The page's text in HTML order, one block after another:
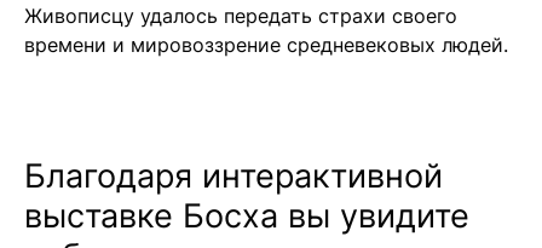
Живописцу удалось передать страхи своего
времени и мировоззрение средневековых людей.
Благодаря интерактивной
выставке Босха вы увидите